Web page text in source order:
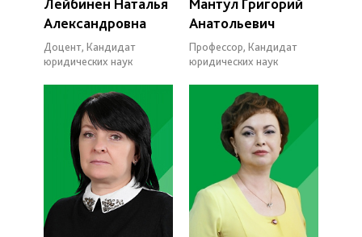
Лейбинен Наталья
Александровна
Доцент, Кандидат
юридических наук
Мантул Григорий
Анатольевич
Профессор, Кандидат
юридических наук